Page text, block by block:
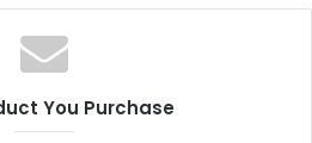
You Purchase